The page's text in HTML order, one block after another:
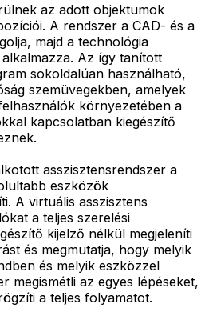
az adott objektumok
A rendszer a CAD- és a
majd a technológia
Az így tanított
sokoldalúan használható,
szemüvegekben, amelyek
környezetében a
kapcsolatban kiegészítő
asszisztensrendszer a
eszközök
A virtuális asszisztens
a teljes szerelési
kijelző nélkül megjeleníti
és megmutatja, hogy melyik
és melyik eszközzel
megismétli az egyes lépéseket,
a teljes folyamatot.